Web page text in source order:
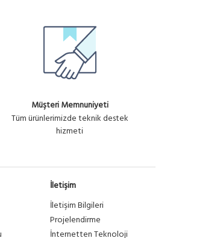
Müşteri Memnuniyeti
Tüm ürünlerimizde teknik destek
hizmeti
İletişim
İletişim Bilgileri
Projelendirme
İnternetten Teknoloji